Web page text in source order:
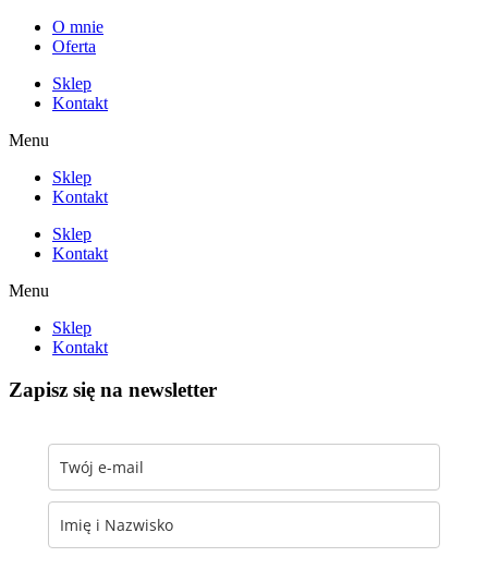
O mnie
Oferta
Sklep
Kontakt
Menu
Sklep
Kontakt
Sklep
Kontakt
Menu
Sklep
Kontakt
Zapisz się na newsletter